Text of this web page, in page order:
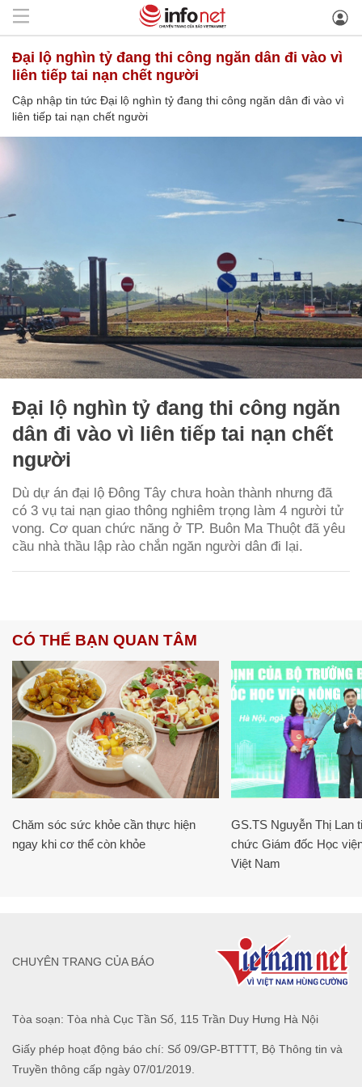
Đại lộ nghìn tỷ đang thi công ngăn dân đi vào vì
liên tiếp tai nạn chết người
Cập nhập tin tức Đại lộ nghìn tỷ đang thi công ngăn dân đi vào vì
liên tiếp tai nạn chết người
Đại lộ nghìn tỷ đang thi công ngăn
dân đi vào vì liên tiếp tai nạn chết
người
Dù dự án đại lộ Đông Tây chưa hoàn thành nhưng đã
có 3 vụ tai nạn giao thông nghiêm trọng làm 4 người tử
vong. Cơ quan chức năng ở TP. Buôn Ma Thuột đã yêu
cầu nhà thầu lập rào chắn ngăn người dân đi lại.
CÓ THỂ BẠN QUAN TÂM
Chăm sóc sức khỏe cần thực hiện
ngay khi cơ thể còn khỏe
GS.TS Nguyễn Thị Lan
chức Giám đốc Học
Việt Nam
Tòa soạn: Tòa nhà Cục Tần Số, 115 Trần Duy Hưng Hà Nội
Giấy phép hoạt động báo chí: Số 09/GP-BTTTT, Bộ Thông tin và
Truyền thông cấp ngày 07/01/2019.
CHUYÊN TRANG CỦA BÁO